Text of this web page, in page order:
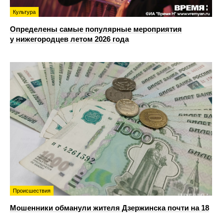
Культура
Определены самые популярные мероприятия
у нижегородцев летом 2026 года
Происшествия
Мошенники обманули жителя Дзержинска почти на 18